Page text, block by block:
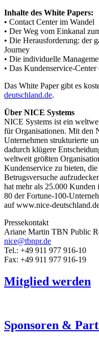
Inhalte des White Papers:
• Contact Center im Wandel
• Der Weg vom Einkanal
• Die Herausforderung: der
Journey
• Die individuelle
• Das Kundenservice-
Das White Paper gibt es
deutschland.de.
Über NICE Systems
NICE Systems ist ein
für Organisationen. Mit den
Unternehmen strukturierte
dadurch klügere
weltweit größten
Kundenservice zu bieten,
Betrugsversuche
hat mehr als 25.000 Kunden
80 der Fortune-100-
auf www.nice-
Pressekontakt
Ariane Martin TBN Public
nice@tbnpr.de
Tel.: +49 911 977 916-10
Fax: +49 911 977 916-19
Mitglied werden
Sponsoren &